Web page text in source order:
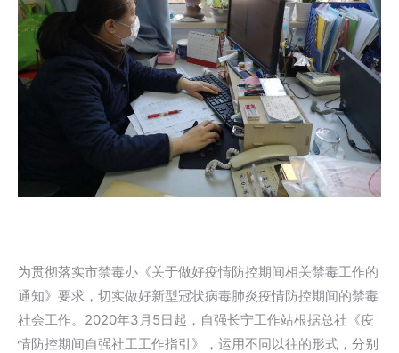
为贯彻落实市禁毒办《关于做好疫情防控期间相关禁毒工作的
通知》要求，切实做好新型冠状病毒肺炎疫情防控期间的禁毒
社会工作。2020年3月5日起，自强长宁工作站根据总社《疫
情防控期间自强社工工作指引》，运用不同以往的形式，分别